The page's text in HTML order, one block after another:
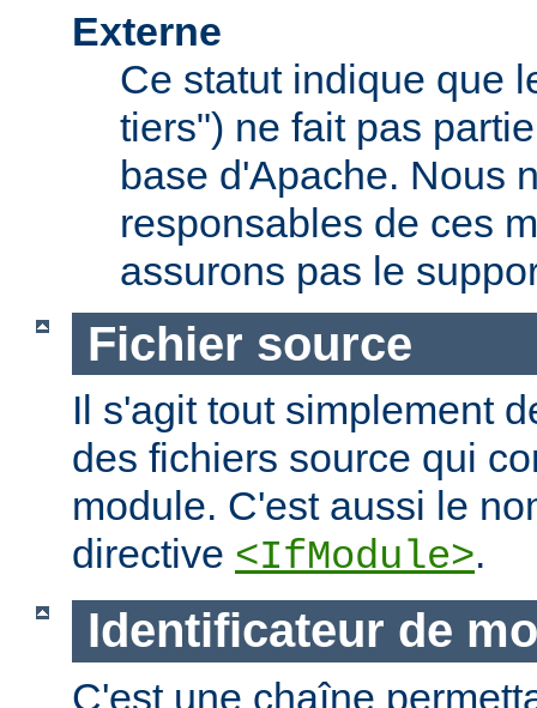
Externe
Ce statut indique que
tiers") ne fait pas
base d'Apache. Nous
responsables de ces
assurons pas le
Fichier source
Il s'agit tout simplement
des fichiers source qui
module. C'est aussi le
directive <IfModule>.
Identificateur de
C'est une chaîne